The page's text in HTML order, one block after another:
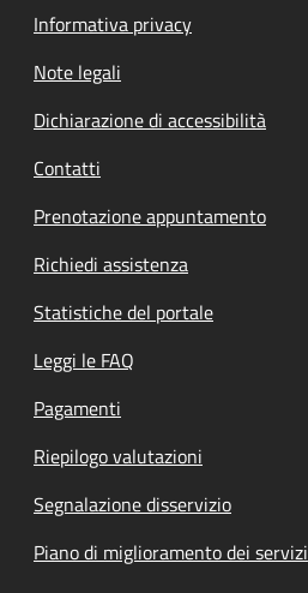
Informativa privacy
Note legali
Dichiarazione di accessibilità
Contatti
Prenotazione appuntamento
Richiedi assistenza
Statistiche del portale
Leggi le FAQ
Pagamenti
Riepilogo valutazioni
Segnalazione disservizio
Piano di miglioramento dei servizi